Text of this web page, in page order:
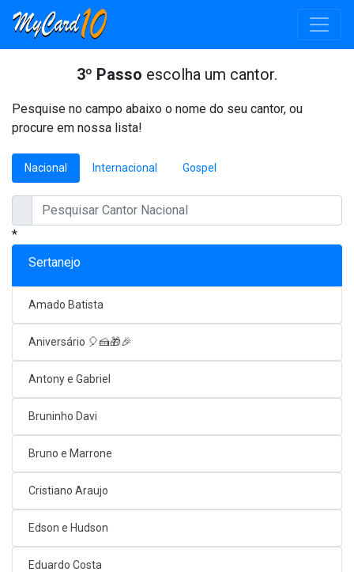
3º Passo escolha um cantor.
Pesquise no campo abaixo o nome do seu cantor, ou
procure em nossa lista!
Nacional Internacional Gospel
*
Sertanejo
Amado Batista
Aniversário 🎈🍰🎁🎉
Antony e Gabriel
Bruninho Davi
Bruno e Marrone
Cristiano Araujo
Edson e Hudson
Eduardo Costa